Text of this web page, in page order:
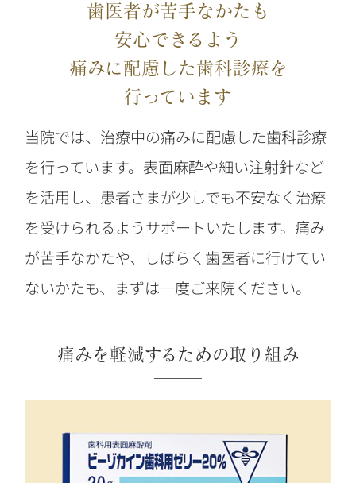
歯医者が苦手なかたも
安心できるよう
痛みに配慮した歯科診療を
行っています
当院では、治療中の痛みに配慮した歯科診療
を行っています。表面麻酔や細い注射針など
を活用し、患者さまが少しでも不安なく治療
を受けられるようサポートいたします。痛み
が苦手なかたや、しばらく歯医者に行けてい
ないかたも、まずは一度ご来院ください。
痛みを軽減するための取り組み